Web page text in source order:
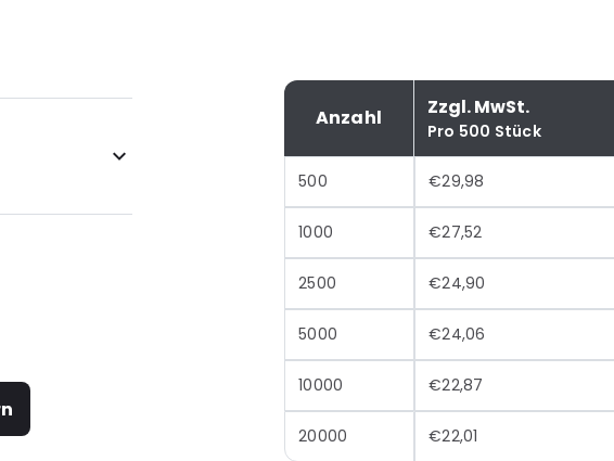
Anzahl Zzgl. MwSt.
Pro 500 Stück
500 €29,98
1000 €27,52
2500 €24,90
5000 €24,06
10000 €22,87
20000 €22,01